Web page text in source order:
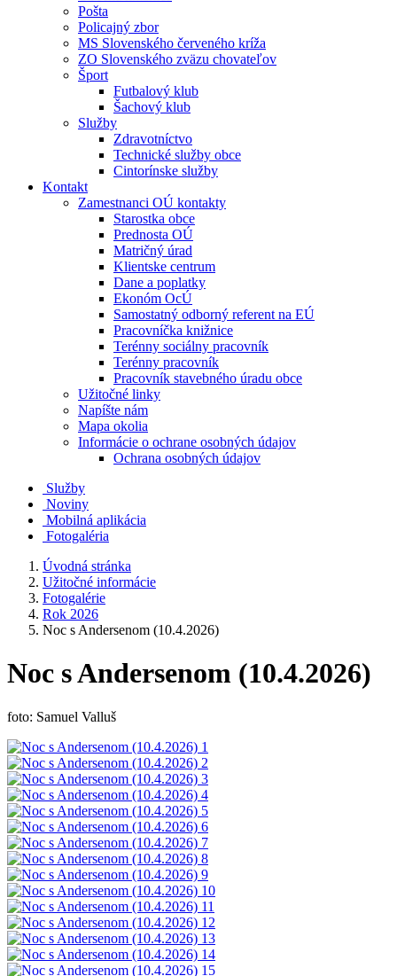
Pošta
Policajný zbor
MS Slovenského červeného kríža
ZO Slovenského zväzu chovateľov
Šport
Futbalový klub
Šachový klub
Služby
Zdravotníctvo
Technické služby obce
Cintorínske služby
Kontakt
Zamestnanci OÚ kontakty
Starostka obce
Prednosta OÚ
Matričný úrad
Klientske centrum
Dane a poplatky
Ekonóm OcÚ
Samostatný odborný referent na EÚ
Pracovníčka knižnice
Terénny sociálny pracovník
Terénny pracovník
Pracovník stavebného úradu obce
Užitočné linky
Napíšte nám
Mapa okolia
Informácie o ochrane osobných údajov
Ochrana osobných údajov
Služby
Noviny
Mobilná aplikácia
Fotogaléria
Úvodná stránka
Užitočné informácie
Fotogalérie
Rok 2026
Noc s Andersenom (10.4.2026)
Noc s Andersenom (10.4.2026)
foto: Samuel Valluš